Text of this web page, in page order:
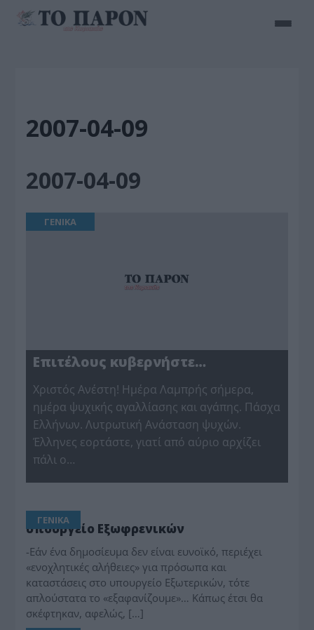
2007-04-09
2007-04-09
ΓΕΝΙΚΑ
Επιτέλους κυβερνήστε…
Χριστός Ανέστη! Ημέρα Λαμπρής σήμερα,
ημέρα ψυχικής αγαλλίασης και αγάπης. Πάσχα
Ελλήνων. Λυτρωτική Ανάσταση ψυχών.
Έλληνες εορτάστε, γιατί από αύριο αρχίζει
πάλι ο…
ΓΕΝΙΚΑ
υπουργείο Εξωφρενικών
-Εάν ένα δημοσίευμα δεν είναι ευνοϊκό, περιέχει
«ενοχλητικές αλήθειες» για πρόσωπα και
καταστάσεις στο υπουργείο Εξωτερικών, τότε
απλούστατα το «εξαφανίζουμε»… Κάπως έτσι θα
σκέφτηκαν, αφελώς, […]